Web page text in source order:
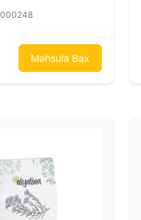
Məhsula Bax